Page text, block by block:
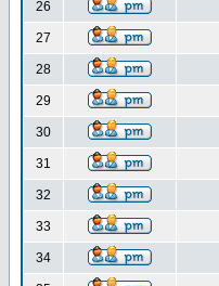
26
27
28
29
30
31
32
33
34